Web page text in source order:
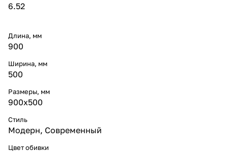
6.52
Длина, мм
900
Ширина, мм
500
Размеры, мм
900x500
Стиль
Модерн, Современный
Цвет обивки